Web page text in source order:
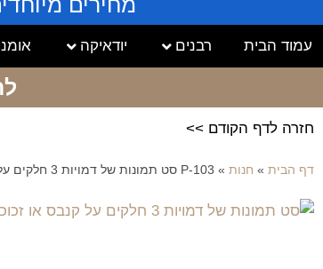
עמוד הבית רבנים יודאיקה
חזרה לדף הקודם >>
דף הבית » חנות » P-103 סט תמונות של דמויות 3 חלקים על קנבס או זכוכית מחוסמת